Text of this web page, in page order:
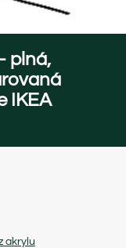
plná,
IKEA
akrylu